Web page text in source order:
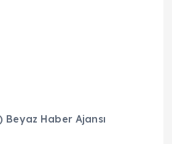
Beyaz Haber Ajansı